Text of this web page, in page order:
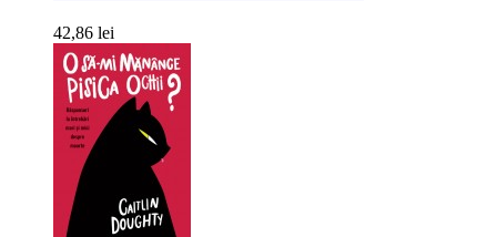
42,86 lei